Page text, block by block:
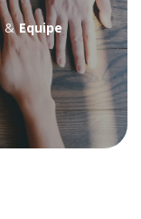
& Equipe